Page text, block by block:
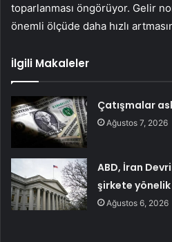
toparlanması öngörüyor. Gelir
önemli ölçüde daha hızlı
İlgili Makaleler
Çatışmalar
Ağustos 7, 2026
ABD, İran
şirkete yönelik
Ağustos 6, 2026